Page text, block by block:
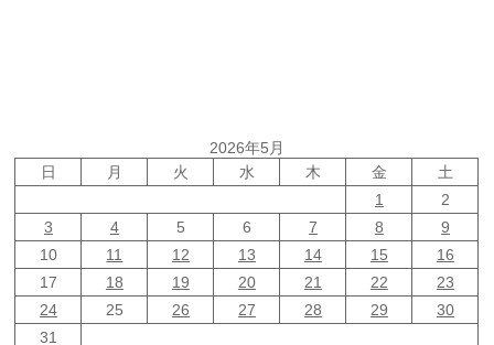
2026年5月
日
月 火 水 木 金
土
1
2
3
4 5 6 7 8
9
10
11 12 13 14 15
16
17
18 19 20 21 22
23
24
25 26 27 28 29
30
31